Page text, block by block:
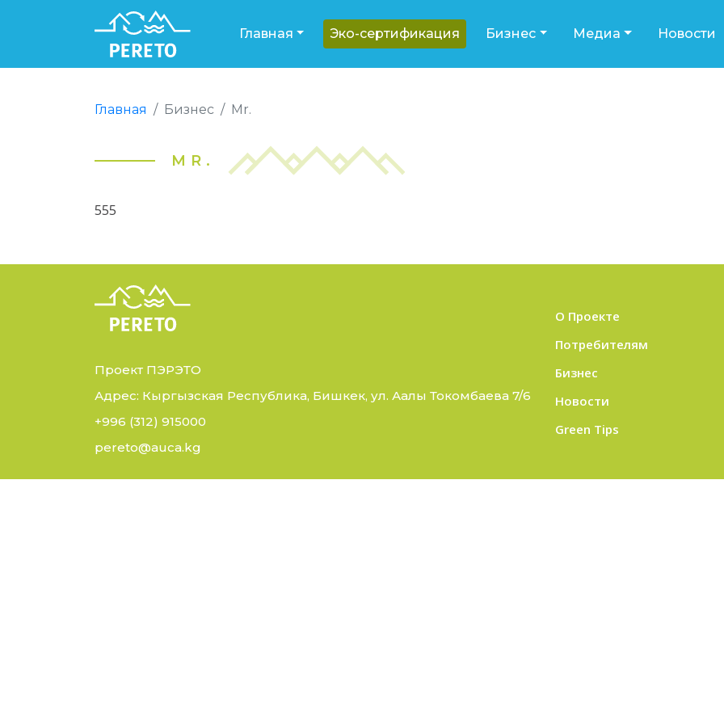
Главная Эко-сертификация Бизнес Медиа Новости
Главная Бизнес Mr.
MR.
555
Проект ПЭРЭТО
Адрес: Кыргызская Республика, Бишкек, ул. Аалы Токомбаева 7/6
+996 (312) 915000
pereto@auca.kg
О Проекте
Потребителям
Бизнес
Новости
Green Tips